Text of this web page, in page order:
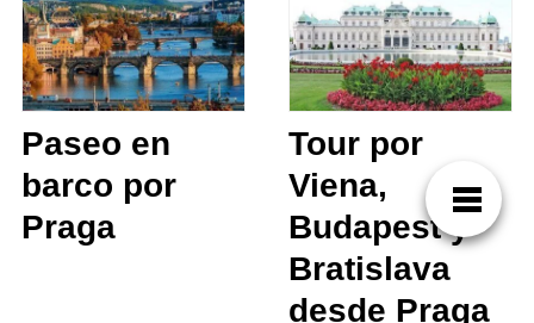
Paseo en
barco por
Praga
Tour por
Viena,
Budapest y
Bratislava
desde Praga